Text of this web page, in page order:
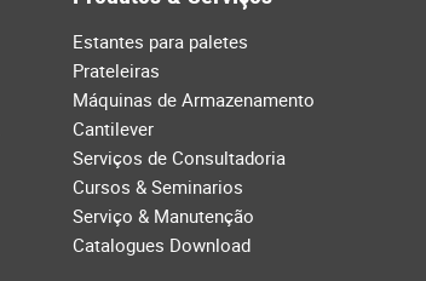
Estantes para paletes
Prateleiras
Máquinas de Armazenamento
Cantilever
Serviços de Consultadoria
Cursos & Seminarios
Serviço & Manutenção
Catalogues Download